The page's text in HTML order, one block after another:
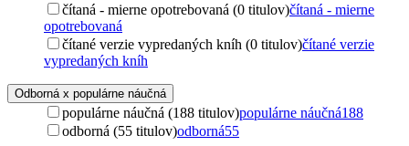
čítaná - mierne opotrebovaná (0 titulov)čítaná - mierne
opotrebovaná
čítané verzie vypredaných kníh (0 titulov)čítané verzie
vypredaných kníh
Odborná x populárne náučná
populárne náučná (188 titulov)populárne náučná188
odborná (55 titulov)odborná55